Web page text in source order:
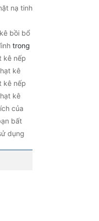
nạ tinh
bồi bổ
trong
kê nếp
kê
kê nếp
kê
của
bất
dụng